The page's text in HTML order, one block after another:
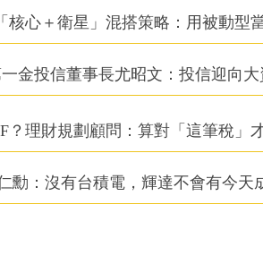
核心＋衛星」混搭策略：用被動型
金投信董事長尤昭文：投信迎向
？理財規劃顧問：算對「這筆稅」
勳：沒有台積電，輝達不會有今天